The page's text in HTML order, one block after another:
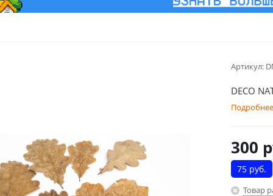
Артикул:
DECO
Подробнее
300
75 руб.
Товар